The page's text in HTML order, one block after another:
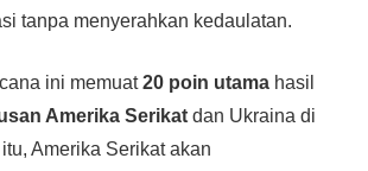
tanpa menyerahkan kedaulatan.
ini memuat20 poin utamahasil
Amerika Serikatdan Ukraina di
Amerika Serikat akan